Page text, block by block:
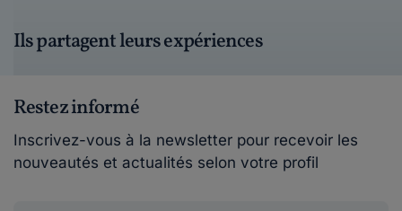
Ils partagent leurs expériences
Restez informé
Inscrivez-vous à la newsletter pour recevoir les
nouveautés et actualités selon votre profil